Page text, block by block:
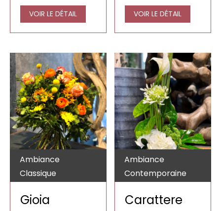
VOIR LE DÉTAIL VOIR LE DÉTAIL
Ambiance
Classique
Gioia
Ambiance
Contemporaine
Carattere